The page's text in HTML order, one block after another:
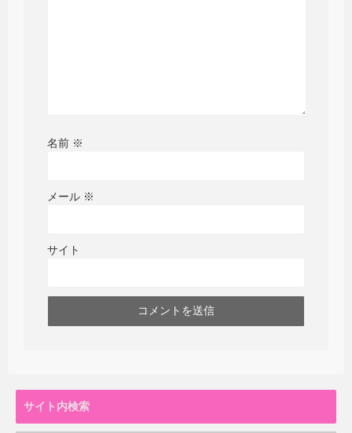
名前 ※
メール ※
サイト
サイト内検索